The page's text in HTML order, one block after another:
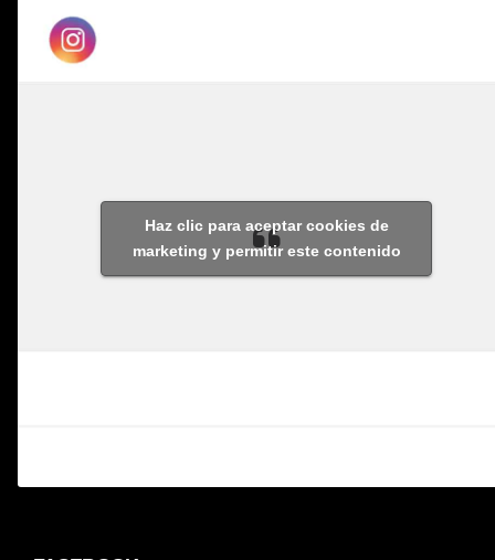
Haz clic para aceptar cookies de
marketing y permitir este contenido